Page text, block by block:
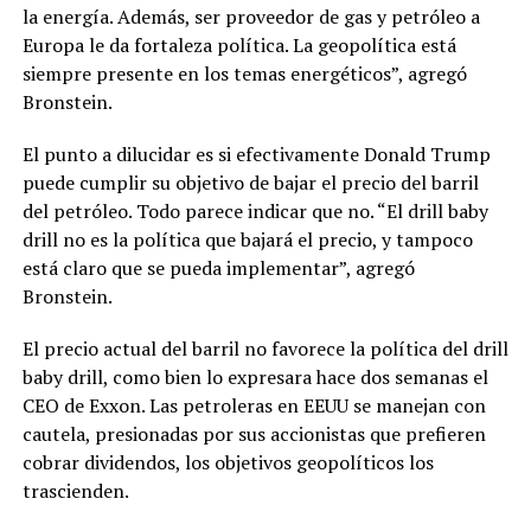
la energía. Además, ser proveedor de gas y petróleo a
Europa le da fortaleza política. La geopolítica está
siempre presente en los temas energéticos”, agregó
Bronstein.
El punto a dilucidar es si efectivamente Donald Trump
puede cumplir su objetivo de bajar el precio del barril
del petróleo. Todo parece indicar que no. “El drill baby
drill no es la política que bajará el precio, y tampoco
está claro que se pueda implementar”, agregó
Bronstein.
El precio actual del barril no favorece la política del drill
baby drill, como bien lo expresara hace dos semanas el
CEO de Exxon. Las petroleras en EEUU se manejan con
cautela, presionadas por sus accionistas que prefieren
cobrar dividendos, los objetivos geopolíticos los
trascienden.